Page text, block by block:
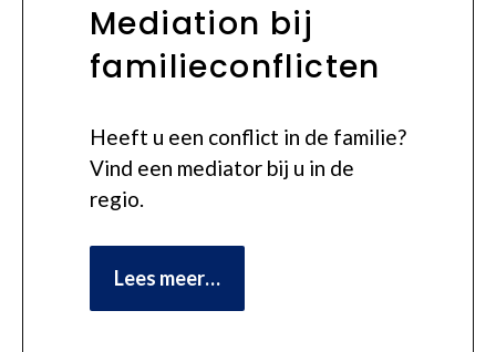
Mediation bij
familieconflicten
Heeft u een conflict in de familie?
Vind een mediator bij u in de
regio.
Lees meer…